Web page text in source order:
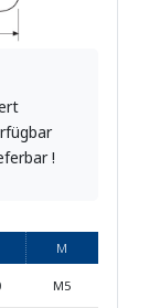
!
M
M5